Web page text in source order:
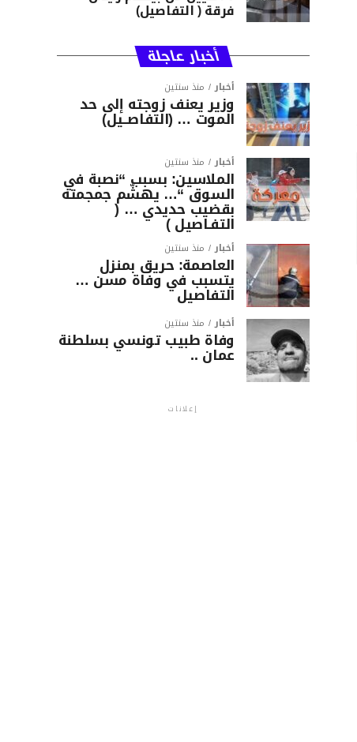
فرقة ( التفاصيل)
أخبار عاجلة
أخبار منذ سنتين
وزير يعنف زوجته إلى حد
الموت … (التفاصــيل)
أخبار منذ سنتين
الملاسين: بسبب “نصبة في
السوق “… يهشّم جمجمته
بقضيب حديدي … (
التفـاصيل )
أخبار منذ سنتين
العاصمة: حريق بمنزل
يتسبب في وفاة مسن …
التفاصيل
أخبار منذ سنتين
وفاة طبيب تونسي بسلطنة
عمان ..
إعلانات